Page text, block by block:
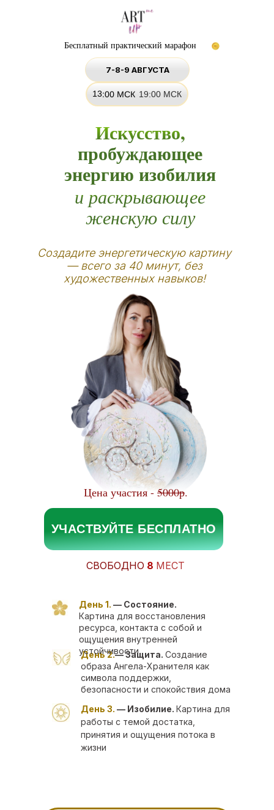
СВОБОДНО 8 МЕСТ
Цена участия -5000р.
УЧАСТВУЙТЕ БЕСПЛАТНО
и раскрывающее
женскую силу
19:00 МСК
13:00 МСК
Искусство,
пробуждающее
энергию изобилия
Бесплатный практический марафон
7-8-9 АВГУСТА
День 2.— Защита. Создание
образа Ангела-Хранителя как
символа поддержки,
безопасности и спокойствия дома
День 3. — Изобилие. Картина для
работы с темой достатка,
принятия и ощущения потока в
жизни
Создадите энергетическую картину
— всего за 40 минут, без
художественных навыков!
День 1. — Состояние.
Картина для восстановления
ресурса, контакта с собой и
ощущения внутренней
устойчивости